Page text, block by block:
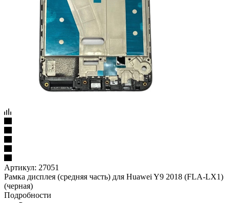
Артикул:
Рамка дисплея (средняя часть) для Huawei Y9 2018 (FLA-LX1)
(черная)
Подробности
370₽/шт
Варианты цен
370₽/шт